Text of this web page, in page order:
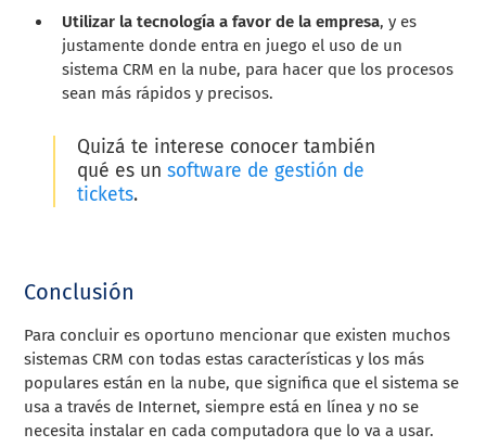
Utilizar la tecnología a favor de la empresa, y es
justamente donde entra en juego el uso de un
sistema CRM en la nube, para hacer que los procesos
sean más rápidos y precisos.
Quizá te interese conocer también
qué es un software de gestión de
tickets.
Conclusión
Para concluir es oportuno mencionar que existen muchos
sistemas CRM con todas estas características y los más
populares están en la nube, que significa que el sistema se
usa a través de Internet, siempre está en línea y no se
necesita instalar en cada computadora que lo va a usar.